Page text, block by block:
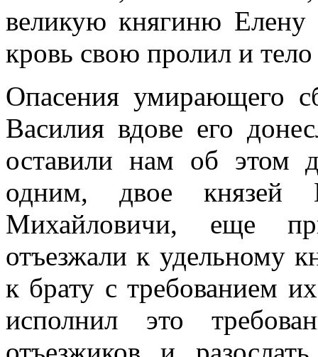
великую княгиню
кровь свою пролил и
Опасения умирающего
Василия вдове его
оставили нам об этом
одним, двое
Михайловичи, еще
отъезжали к удельному
к брату с требованием
исполнил это